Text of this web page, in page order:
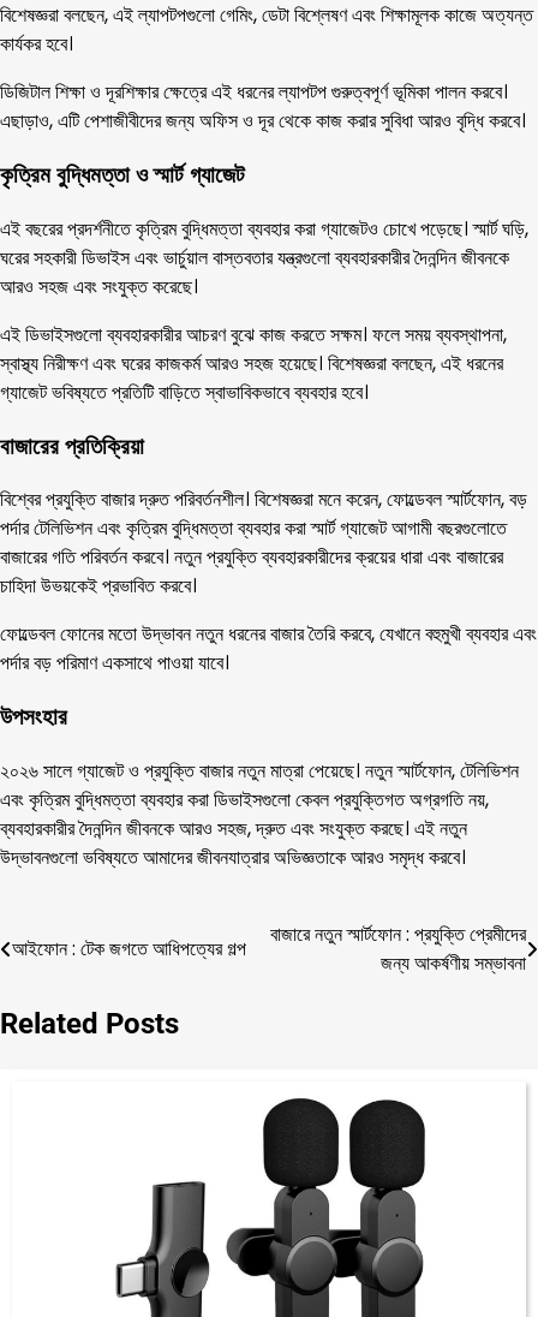
বিশেষজ্ঞরা বলছেন, এই ল্যাপটপগুলো গেমিং, ডেটা বিশ্লেষণ এবং শিক্ষামূলক কাজে অত্যন্ত
কার্যকর হবে।
ডিজিটাল শিক্ষা ও দূরশিক্ষার ক্ষেত্রে এই ধরনের ল্যাপটপ গুরুত্বপূর্ণ ভূমিকা পালন করবে।
এছাড়াও, এটি পেশাজীবীদের জন্য অফিস ও দূর থেকে কাজ করার সুবিধা আরও বৃদ্ধি করবে।
কৃত্রিম বুদ্ধিমত্তা ও স্মার্ট গ্যাজেট
এই বছরের প্রদর্শনীতে কৃত্রিম বুদ্ধিমত্তা ব্যবহার করা গ্যাজেটও চোখে পড়েছে। স্মার্ট ঘড়ি,
ঘরের সহকারী ডিভাইস এবং ভার্চুয়াল বাস্তবতার যন্ত্রগুলো ব্যবহারকারীর দৈনন্দিন জীবনকে
আরও সহজ এবং সংযুক্ত করেছে।
এই ডিভাইসগুলো ব্যবহারকারীর আচরণ বুঝে কাজ করতে সক্ষম। ফলে সময় ব্যবস্থাপনা,
স্বাস্থ্য নিরীক্ষণ এবং ঘরের কাজকর্ম আরও সহজ হয়েছে। বিশেষজ্ঞরা বলছেন, এই ধরনের
গ্যাজেট ভবিষ্যতে প্রতিটি বাড়িতে স্বাভাবিকভাবে ব্যবহার হবে।
বাজারের প্রতিক্রিয়া
বিশ্বের প্রযুক্তি বাজার দ্রুত পরিবর্তনশীল। বিশেষজ্ঞরা মনে করেন, ফোল্ডেবল স্মার্টফোন, বড়
পর্দার টেলিভিশন এবং কৃত্রিম বুদ্ধিমত্তা ব্যবহার করা স্মার্ট গ্যাজেট আগামী বছরগুলোতে
বাজারের গতি পরিবর্তন করবে। নতুন প্রযুক্তি ব্যবহারকারীদের ক্রয়ের ধারা এবং বাজারের
চাহিদা উভয়কেই প্রভাবিত করবে।
ফোল্ডেবল ফোনের মতো উদ্ভাবন নতুন ধরনের বাজার তৈরি করবে, যেখানে বহুমুখী ব্যবহার এবং
পর্দার বড় পরিমাণ একসাথে পাওয়া যাবে।
উপসংহার
২০২৬ সালে গ্যাজেট ও প্রযুক্তি বাজার নতুন মাত্রা পেয়েছে। নতুন স্মার্টফোন, টেলিভিশন
এবং কৃত্রিম বুদ্ধিমত্তা ব্যবহার করা ডিভাইসগুলো কেবল প্রযুক্তিগত অগ্রগতি নয়,
ব্যবহারকারীর দৈনন্দিন জীবনকে আরও সহজ, দ্রুত এবং সংযুক্ত করছে। এই নতুন
উদ্ভাবনগুলো ভবিষ্যতে আমাদের জীবনযাত্রার অভিজ্ঞতাকে আরও সমৃদ্ধ করবে।
Post
আইফোন : টেক জগতে আধিপত্যের গল্প
বাজারে নতুন স্মার্টফোন : প্রযুক্তি প্রেমীদের
জন্য আকর্ষণীয় সম্ভাবনা
Related Posts